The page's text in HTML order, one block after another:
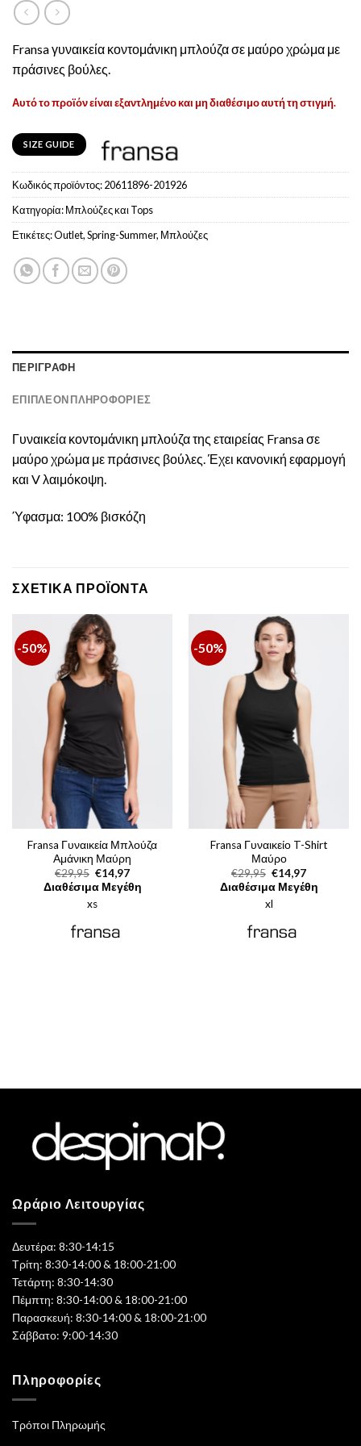
Fransa γυναικεία κοντομάνικη μπλούζα σε μαύρο χρώμα με
πράσινες βούλες.
Αυτό το προϊόν είναι εξαντλημένο και μη διαθέσιμο αυτή τη στιγμή.
SIZE GUIDE
Κωδικός προϊόντος:20611896-201926
Κατηγορία:Μπλούζες και Tops
Ετικέτες:Outlet,Spring-Summer, Μπλούζες
ΠΕΡΙΓΡΑΦΉ
ΕΠΙΠΛΈΟΝ ΠΛΗΡΟΦΟΡΊΕΣ
Γυναικεία κοντομάνικη μπλούζα της εταιρείας Fransa σε
μαύρο χρώμα με πράσινες βούλες. Έχει κανονική εφαρμογή
και V λαιμόκοψη.
Ύφασμα: 100% βισκόζη
ΣΧΕΤΙΚΆ ΠΡΟΪΌΝΤΑ
-50%
Fransa Γυναικεία Μπλούζα
Αμάνικη Μαύρη
€29,95 Original
price
was:
€29,95.
€14,97Η
τρέχουσα
τιμή
Διαθέσιμα Μεγέθη
xs
-50%
Fransa Γυναικείο T-Shirt
Μαύρο
€29,95 Original
price
was:
€29,95.
€14,97Η
τρέχουσα
τιμή
Διαθέσιμα Μεγέθη
xl
Ωράριο Λειτουργίας
Δευτέρα: 8:30-14:15
Τρίτη: 8:30-14:00 & 18:00-21:00
Τετάρτη: 8:30-14:30
Πέμπτη: 8:30-14:00 & 18:00-21:00
Παρασκευή: 8:30-14:00 & 18:00-21:00
Σάββατο: 9:00-14:30
Πληροφορίες
Τρόποι Πληρωμής